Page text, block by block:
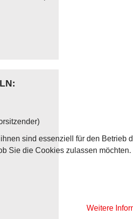
sind essenziell für den
Sie die Cookies zulassen
Weitere